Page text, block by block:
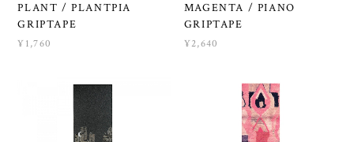
PLANT / PLANTPIA
GRIPTAPE
¥1,760
MAGENTA / PIANO
GRIPTAPE
¥2,640